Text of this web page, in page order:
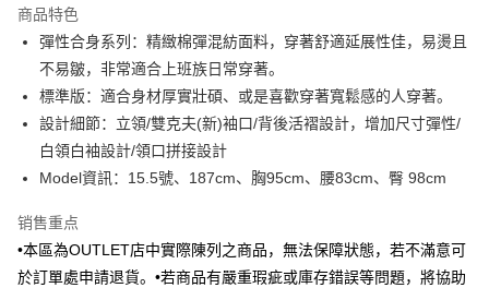
合作金库商业银行
华南商业银行
彰化商业银行
上海商业储蓄银行
台北富邦商业银行
国泰世华商业银行
兆丰国际商业银行
台湾中小企业银行
台中商业银行
汇丰（台湾）商业银行
联邦商业银行
元大商业银行
永丰商业银行
台新国际商业银行
台湾乐天信用卡公司
6期 0利率，每期
华南商业银行
彰化商业银行
上海商业储蓄银行
台北富邦商业银行
国泰世华商业银行
兆丰国际商业银行
台湾中小企业银行
汇丰（台湾）商业银行
华泰商业银行
元大商业银行
玉山商业银行
星展（台湾）商业银行
LINE Pay
Apple Pay
街口支付
悠遊付
Google Pay
商品特色
彈性合身系列：精緻棉彈混紡面料，穿著舒適延展性佳，易燙且
不易皺，非常適合上班族日常穿著。
標準版：適合身材厚實壯碩、或是喜歡穿著寬鬆感的人穿著。
設計細節：立領/雙克夫(新)袖口/背後活褶設計，增加尺寸彈性/
白領白袖設計/領口拼接設計
Model資訊：15.5號、187cm、胸95cm、腰83cm、臀 98cm
销售重点
•本區為OUTLET店中實際陳列之商品，無法保障狀態，若不滿意可
於訂單處申請退貨。•若商品有嚴重瑕疵或庫存錯誤等問題，將協助